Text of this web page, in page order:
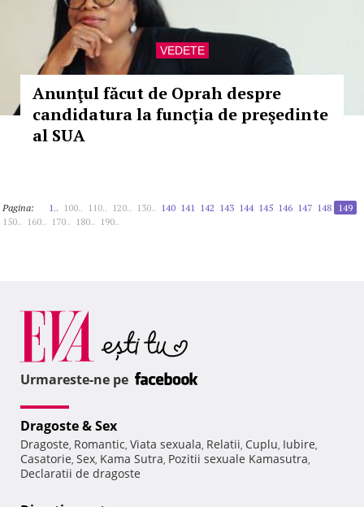
VEDETE
Anunţul făcut de Oprah despre
candidatura la funcţia de preşedinte
al SUA
Pagina: 1.. 100.. 110.. 120.. 130.. 140 141 142 143 144 145 146 147 148 149
150.. 160.. 170.. 180.. 190..
Urmareste-ne pe
Dragoste & Sex
Dragoste, Romantic, Viata sexuala, Relatii, Cuplu, Iubire,
Casatorie, Sex, Kama Sutra, Pozitii sexuale Kamasutra,
Declaratii de dragoste